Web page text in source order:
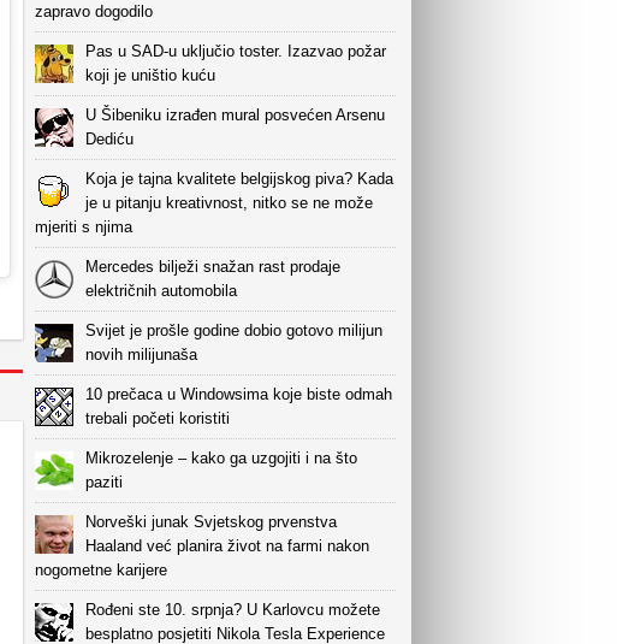
zapravo dogodilo
Pas u SAD-u uključio toster. Izazvao požar
koji je uništio kuću
U Šibeniku izrađen mural posvećen Arsenu
Dediću
Koja je tajna kvalitete belgijskog piva? Kada
je u pitanju kreativnost, nitko se ne može
mjeriti s njima
Mercedes bilježi snažan rast prodaje
električnih automobila
Svijet je prošle godine dobio gotovo milijun
novih milijunaša
10 prečaca u Windowsima koje biste odmah
trebali početi koristiti
Mikrozelenje – kako ga uzgojiti i na što
paziti
Norveški junak Svjetskog prvenstva
Haaland već planira život na farmi nakon
nogometne karijere
Rođeni ste 10. srpnja? U Karlovcu možete
besplatno posjetiti Nikola Tesla Experience